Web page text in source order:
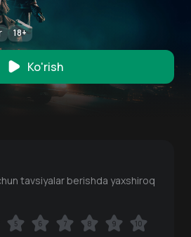
18+
Ko'rish
tavsiyalar berishda yaxshiroq
5 6 7 8 9 10
5 6 7 8 9 10